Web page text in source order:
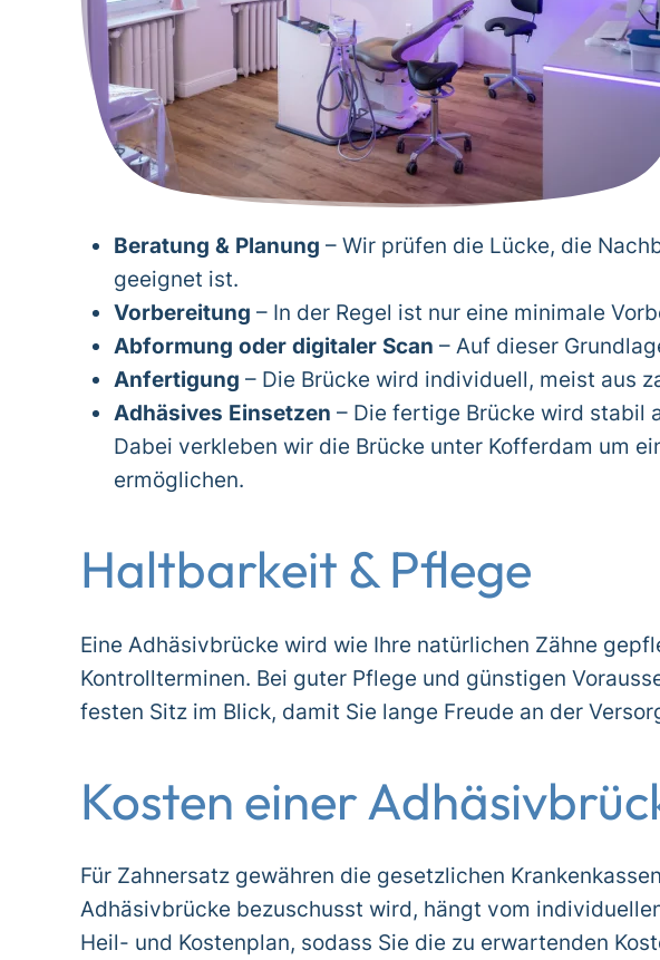
Beratung & Planung – Wir prüfen die Lücke, die
geeignet ist.
Vorbereitung – In der Regel ist nur eine minimale
Abformung oder digitaler Scan – Auf dieser
Anfertigung – Die Brücke wird individuell, meist aus
Adhäsives Einsetzen – Die fertige Brücke wird stabil
Dabei verkleben wir die Brücke unter Kofferdam um
ermöglichen.
Haltbarkeit & Pflege
Eine Adhäsivbrücke wird wie Ihre natürlichen Zähne
Kontrollterminen. Bei guter Pflege und günstigen
festen Sitz im Blick, damit Sie lange Freude an der
Kosten einer
Für Zahnersatz gewähren die gesetzlichen
Adhäsivbrücke bezuschusst wird, hängt vom
Heil- und Kostenplan, sodass Sie die zu erwartenden